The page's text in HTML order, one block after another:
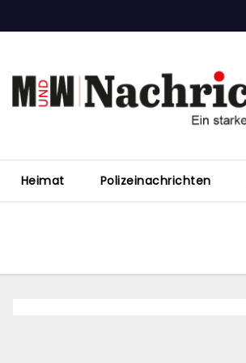
Heimat Polizeinachrichten